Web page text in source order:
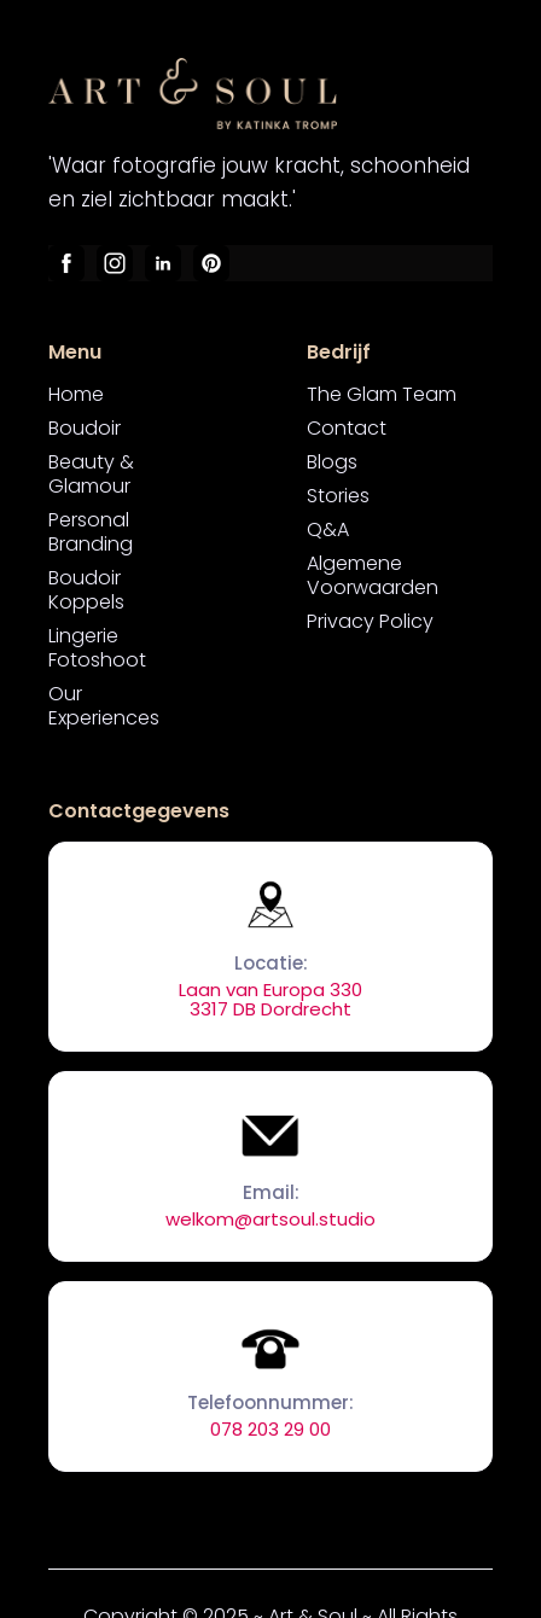
'Waar fotografie jouw kracht, schoonheid
en ziel zichtbaar maakt.'
Menu
Home
Boudoir
Beauty &
Glamour
Personal
Branding
Boudoir
Koppels
Lingerie
Fotoshoot
Our
Experiences
Bedrijf
The Glam Team
Contact
Blogs
Stories
Q&A
Algemene
Voorwaarden
Privacy Policy
Contactgegevens
Locatie:
Laan van Europa 330
3317 DB Dordrecht
Email:
welkom@artsoul.studio
Telefoonnummer:
078 203 29 00